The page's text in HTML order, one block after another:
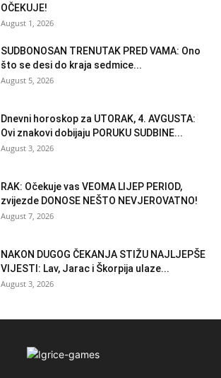
OČEKUJE!
August 1, 2026
SUDBONOSAN TRENUTAK PRED VAMA: Ono
što se desi do kraja sedmice...
August 5, 2026
Dnevni horoskop za UTORAK, 4. AVGUSTA:
Ovi znakovi dobijaju PORUKU SUDBINE...
August 3, 2026
RAK: Očekuje vas VEOMA LIJEP PERIOD,
zvijezde DONOSE NEŠTO NEVJEROVATNO!
August 7, 2026
NAKON DUGOG ČEKANJA STIŽU NAJLJEPŠE
VIJESTI: Lav, Jarac i Škorpija ulaze...
August 3, 2026